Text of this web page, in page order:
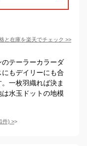
と在庫を楽天でチェック >>
テーラーカラーダ
もデイリーにも合
一枚羽織れば決ま
水玉ドットの地模
1件) >